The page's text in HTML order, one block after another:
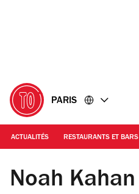
PARIS
ACTUALITÉS RESTAURANTS ET BARS
© DR
Noah Kahan